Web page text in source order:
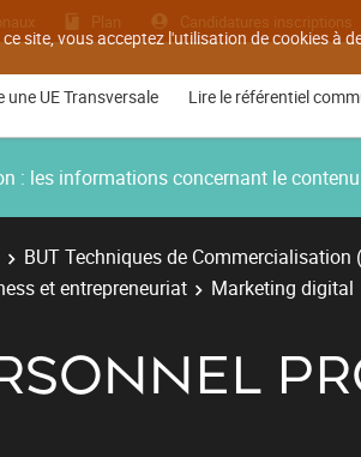
site, vous acceptez l'utilisation de cookies à
Plan Candidatures inscriptions
une UE Transversale Lire le référentiel
: les informations concernant le
BUT Techniques de Commercialisation
et entrepreneuriat
Marketing digital